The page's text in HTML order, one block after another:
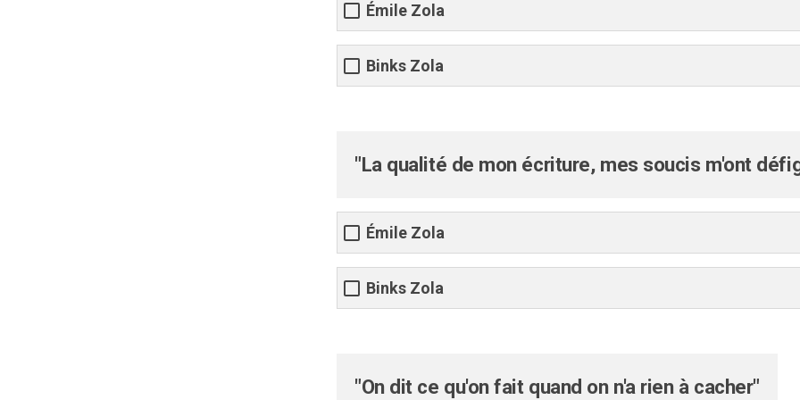
Émile Zola
Binks Zola
"La qualité de mon écriture, mes soucis m'ont
Émile Zola
Binks Zola
"On dit ce qu'on fait quand on n'a rien à cacher"